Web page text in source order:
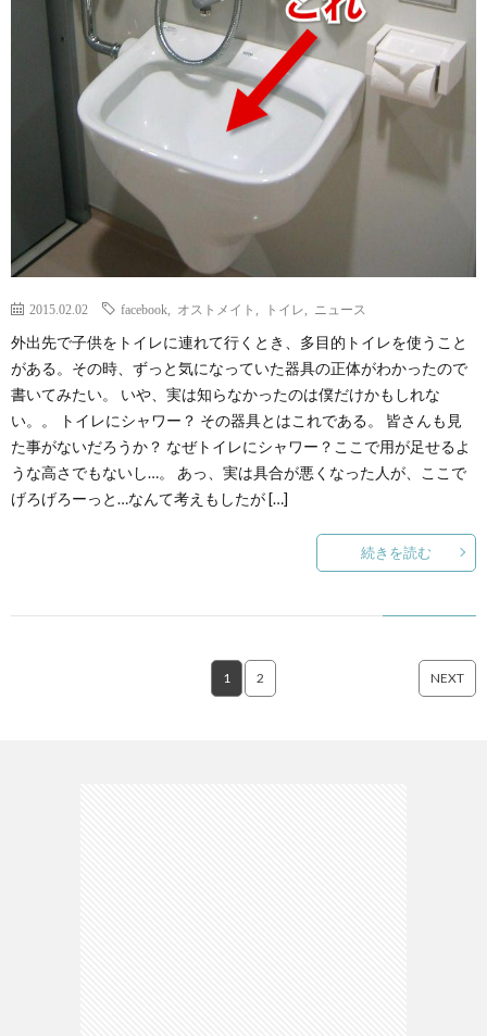
2015.02.02 facebook オストメイト トイレ ニュース
外出先で子供をトイレに連れて行くとき、多目的トイレを使うこと
がある。その時、ずっと気になっていた器具の正体がわかったので
書いてみたい。 いや、実は知らなかったのは僕だけかもしれな
い。。 トイレにシャワー？ その器具とはこれである。 皆さんも見
た事がないだろうか？ なぜトイレにシャワー？ここで用が足せるよ
うな高さでもないし…。 あっ、実は具合が悪くなった人が、ここで
げろげろーっと…なんて考えもしたが […]
続きを読む
1 2 NEXT